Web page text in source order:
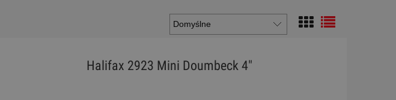
Halifax 2923 Mini Doumbeck 4"